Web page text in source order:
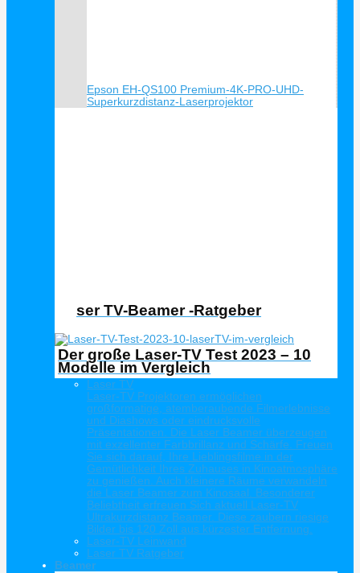
Epson EH-QS100 Premium-4K-PRO-UHD-
Superkurzdistanz-Laserprojektor
Laser TV-Beamer -Ratgeber
Der große Laser-TV Test 2023 – 10
Modelle im Vergleich
Laser TV
Laser-TV Projektoren ermöglichen
großformatige, atemberaubende Filmerlebnisse
und Diashows oder eindrucksvolle
Präsentationen. Die Laser Beamer überzeugen
mit exzellenter Farbbrillanz und Schärfe. Freuen
Sie sich darauf, Ihre Lieblingsfilme in der
Gemütlichkeit Ihres Zuhauses in Kinoatmosphäre
zu genießen. Auch kleinere Räume verwandeln
die Laser Beamer zum Kinosaal. Besonderer
Beliebtheit erfreuen Sich aktuell Laser-TV
Ultrakurzdistanz Beamer. Diese zaubern riesige
Bilder bis 120 Zoll aus kürzester Entfernung.
Laser-TV Leinwand
Laser TV Ratgeber
Beamer